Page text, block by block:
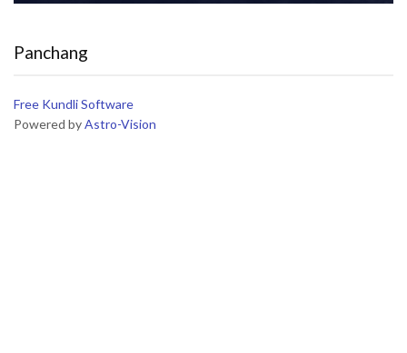
Panchang
Free Kundli Software
Powered byAstro-Vision